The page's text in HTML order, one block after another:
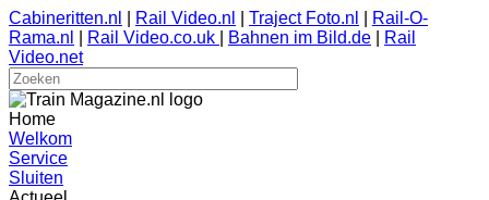
Cabineritten.nl Rail Video.nl Traject Foto.nl
Rail-O-
Rama.nl
Rail Video.co.uk Bahnen im Bild.de
Rail
Video.net
Home
Welkom
Service
Sluiten